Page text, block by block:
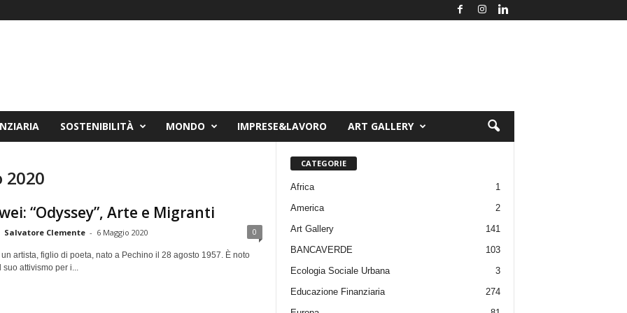
SOSTENIBILITÀ MONDO IMPRESE&LAVORO ART GALLERY
2020
“Odyssey”, Arte e Migranti
Salvatore Clemente - 6 Maggio 2020 0
artista, figlio di poeta, nato a Pechino il 28 agosto 1957. È noto
attivismo per i...
CATEGORIE
Africa
1
America
2
Art Gallery
141
BANCAVERDE
103
Ecologia Sociale Urbana
3
Educazione Finanziaria
274